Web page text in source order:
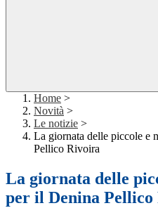
Home >
Novità >
Le notizie >
La giornata delle piccole e
Pellico Rivoira
La giornata delle
per il Denina